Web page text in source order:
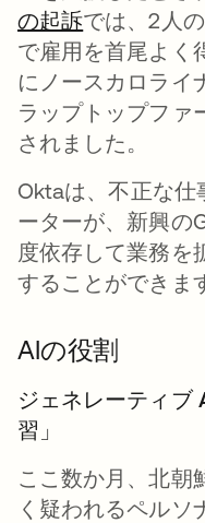
の起訴では、2人
で雇用を首尾よく
にノースカロライ
ラップトップファ
されました。
Oktaは、不正な仕
ーターが、新興の
度依存して業務を
することができま
AIの役割
ジェネレーティブ
習」
ここ数か月、北朝
く疑われるペルソ